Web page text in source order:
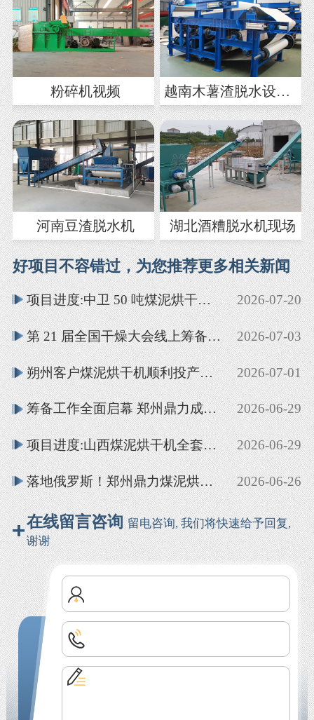
粉碎机视频 越南木薯渣脱水设备视频
河南豆渣脱水机 湖北酒糟脱水机现场
好项目不容错过，为您推荐更多相关新闻
项目进度:中卫 50 吨煤泥烘干生产线投产 2026-07-20
第 21 届全国干燥大会线上筹备会顺利召开 聚力攻坚筹备、共赴行业盛会 2026-07-03
朔州客户煤泥烘干机顺利投产，郑州鼎力烘干设备落地见效 2026-07-01
筹备工作全面启幕 郑州鼎力成立专项工作组备战第 21 届全国干燥会议 2026-06-29
项目进度:山西煤泥烘干机全套设备安装调试完成 已投产 2026-06-29
落地俄罗斯！郑州鼎力煤泥烘干成套设备顺利投产 2026-06-26
在线留言咨询留电咨询, 我们将快速给予回复,
谢谢